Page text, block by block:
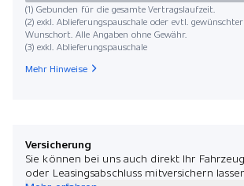
(1) Gebunden für die gesamte Vertragslaufzeit.
(2) exkl. Ablieferungspauschale oder evtl.
Wunschort. Alle Angaben ohne Gewähr.
(3) exkl. Ablieferungspauschale
Mehr Hinweise
Versicherung
Sie können bei uns auch direkt Ihr
oder Leasingsabschluss mitversichern